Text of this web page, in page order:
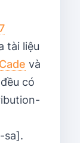
tài liệu
và
có
sa].